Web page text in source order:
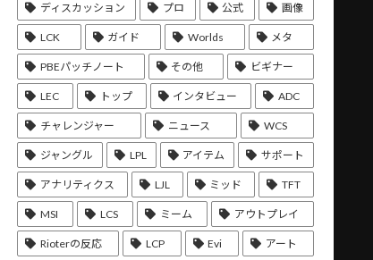
ディスカッション プロ 公式 画像
LCK ガイド Worlds メタ
PBEパッチノート その他 ビギナー
LEC トップ インタビュー ADC
チャレンジャー ニュース WCS
ジャングル LPL アイテム サポート
アナリティクス LJL ミッド TFT
MSI LCS ミーム アウトプレイ
Rioterの反応 LCP Evi アート